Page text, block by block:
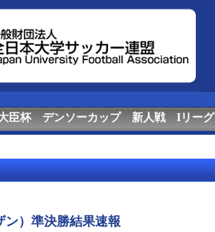
臣杯 デンソーカップ 新人戦 Iリーグ
ン）準決勝結果速報